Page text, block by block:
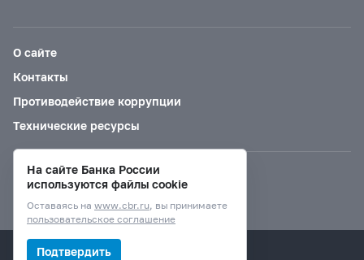
О сайте
Контакты
Противодействие коррупции
Технические ресурсы
Версия для слабовидящих
© Банк России, 2000–2026.
На сайте Банка России
используются файлы cookie
Оставаясь на www.cbr.ru, вы принимаете
пользовательское соглашение
Подтвердить